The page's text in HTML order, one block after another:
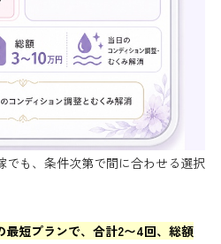
でも、条件次第で間に合わせる選択
短プランで、合計2〜4回、総額